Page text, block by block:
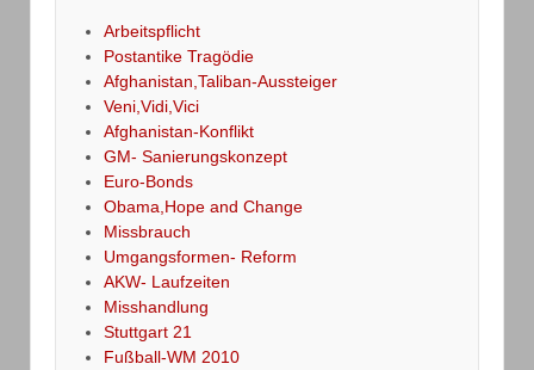
Arbeitspflicht
Postantike Tragödie
Afghanistan,Taliban-Aussteiger
Veni,Vidi,Vici
Afghanistan-Konflikt
GM- Sanierungskonzept
Euro-Bonds
Obama,Hope and Change
Missbrauch
Umgangsformen- Reform
AKW- Laufzeiten
Misshandlung
Stuttgart 21
Fußball-WM 2010